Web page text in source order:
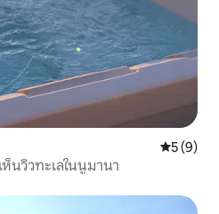
คะแนนเฉ
5 (9)
นวิวทะเลในนูมานา